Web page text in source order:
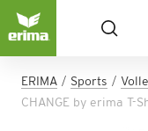
ERIMA Sports
CHANGE by erima T-